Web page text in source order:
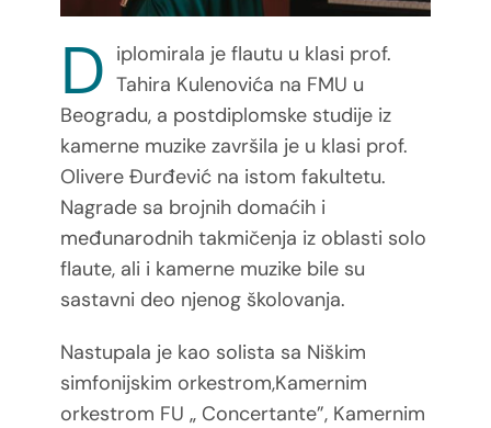
D iplomirala je flautu u klasi prof.
Tahira Kulenovića na FMU u
Beogradu, a postdiplomske studije iz
kamerne muzike završila je u klasi prof.
Olivere Đurđević na istom fakultetu.
Nagrade sa brojnih domaćih i
međunarodnih takmičenja iz oblasti solo
flaute, ali i kamerne muzike bile su
sastavni deo njenog školovanja.
Nastupala je kao solista sa Niškim
simfonijskim orkestrom,Kamernim
orkestrom FU „ Concertante”, Kamernim